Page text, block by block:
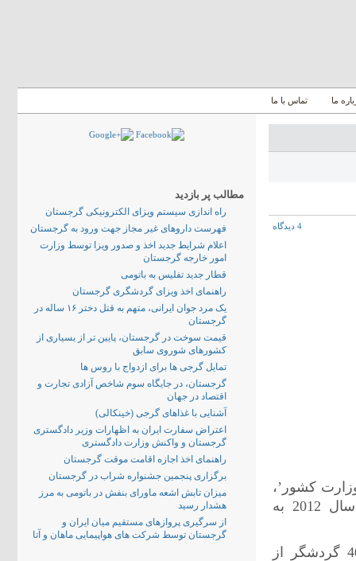
ما تماس با ما
4 دیدگاه
کشور’،
از ورود بیش از 4 میلیون گردشگر خارجی در 11 ماه نخست سال 2012 به
بر اساس آمارهای رسمی از ژانویه تا نوامبر سال 2012، 4017375 گردشگر از
مطالب پر بازدید
راه اندازی سیستم ویزای الکترونیکی گرجستان
فهرست داروهای غیر مجاز جهت ورود به گرجستان
اعلام شرایط جدید اخذ و صدور ویزا توسط وزارت
امور خارجه گرجستان
قطار جدید تفلیس به باتومی
راهنمای اخذ ویزای گردشگری گرجستان
یک مرد جوان ایرانی، متهم به قتل دختر ۱۶ ساله در
گرجستان
قیمت سوخت در گرجستان، پایین تر از بسیاری از
کشورهای شوروی سابق
تمایل گرجی ها برای ازدواج با روس ها
گرجستان، در جایگاه سوم شاخص آزادی تجارت و
اقتصاد در جهان
آشنایی با غذاهای گرجی (خینکالی)
اعتراض سفارت ایران به اظهارات وزیر دادگستری
گرجستان و واکنش وزارت دادگستری
راهنمای اخذ اجازه اقامت موقت گرجستان
برگزاری پنجمین جشنواره شراب در گرجستان
میزان تابش اشعه ماورای بنفش در باتومی به مرز
هشدار رسید
از سرگیری پروازهای مستقیم میان ایران و
گرجستان توسط شرکت های هواپیمایی ماهان و آتا